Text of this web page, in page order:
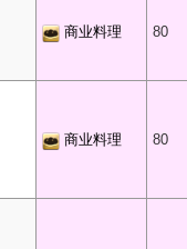
商业料理 80
商业料理 80